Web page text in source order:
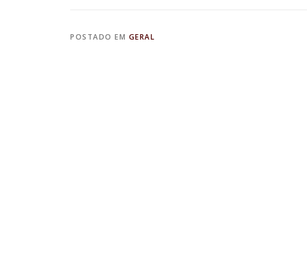
POSTADO EM GERAL